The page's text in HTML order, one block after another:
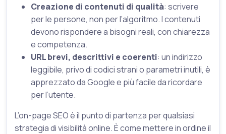
Creazione di contenuti di qualità: scrivere
per le persone, non per l’algoritmo. I contenuti
devono rispondere a bisogni reali, con chiarezza
e competenza.
URL brevi, descrittivi e coerenti: un indirizzo
leggibile, privo di codici strani o parametri inutili, è
apprezzato da Google e più facile da ricordare
per l’utente.
L’on-page SEO è il punto di partenza per qualsiasi
strategia di visibilità online. È come mettere in ordine il